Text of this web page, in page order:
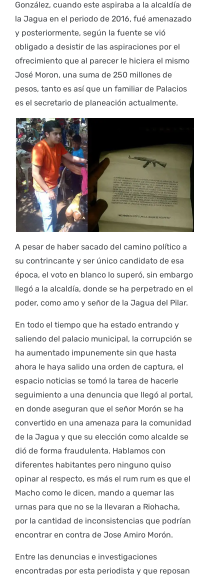
González, cuando este aspiraba a la alcaldía de
la Jagua en el periodo de 2016, fué amenazado
y posteriormente, según la fuente se vió
obligado a desistir de las aspiraciones por el
ofrecimiento que al parecer le hiciera el mismo
José Moron, una suma de 250 millones de
pesos, tanto es así que un familiar de Palacios
es el secretario de planeación actualmente.
A pesar de haber sacado del camino político a
su contrincante y ser único candidato de esa
época, el voto en blanco lo superó, sin embargo
llegó a la alcaldía, donde se ha perpetrado en el
poder, como amo y señor de la Jagua del Pilar.
En todo el tiempo que ha estado entrando y
saliendo del palacio municipal, la corrupción se
ha aumentado impunemente sin que hasta
ahora le haya salido una orden de captura, el
espacio noticias se tomó la tarea de hacerle
seguimiento a una denuncia que llegó al portal,
en donde aseguran que el señor Morón se ha
convertido en una amenaza para la comunidad
de la Jagua y que su elección como alcalde se
dió de forma fraudulenta. Hablamos con
diferentes habitantes pero ninguno quiso
opinar al respecto, es más el rum rum es que el
Macho como le dicen, mando a quemar las
urnas para que no se la llevaran a Riohacha,
por la cantidad de inconsistencias que podrían
encontrar en contra de Jose Amiro Morón.
Entre las denuncias e investigaciones
encontradas por esta periodista y que reposan